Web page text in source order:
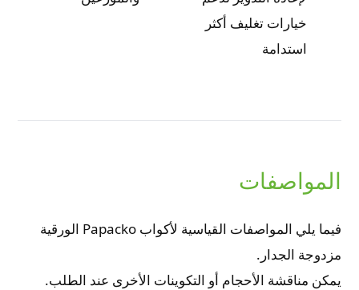
خيارات تغليف أكثر
استدامة
المواصفات
فيما يلي المواصفات القياسية لأكواب Papacko الورقية
مزدوجة الجدار.
يمكن مناقشة الأحجام أو التكوينات الأخرى عند الطلب.